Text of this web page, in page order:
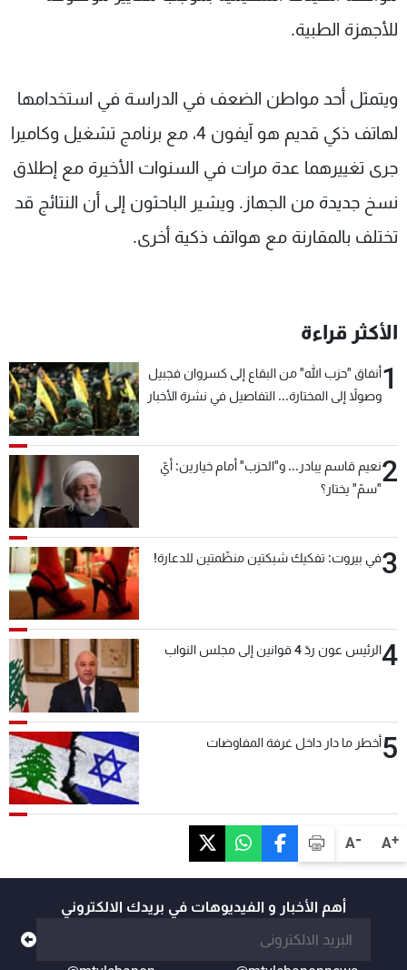
A+
A-
للأجهزة الطبية.
ويتمثل أحد مواطن الضعف في الدراسة في استخدامها
لهاتف ذكي قديم هو آيفون 4، مع برنامج تشغيل وكاميرا
جرى تغييرهما عدة مرات في السنوات الأخيرة مع إطلاق
نسخ جديدة من الجهاز. ويشير الباحثون إلى أن النتائج قد
تختلف بالمقارنة مع هواتف ذكية أخرى.
الأكثر قراءة
1أنفاق "حزب الله" من البقاع إلى كسروان فجبيل
وصولاً إلى المختارة... التفاصيل في نشرة الأخبار
2نعيم قاسم يبادر... و"الحزب" أمام خيارين: أيّ
"سمّ" يختار؟
3في بيروت: تفكيك شبكتين منظّمتين للدعارة!
4الرئيس عون ردّ 4 قوانين إلى مجلس النواب
5أخطر ما دار داخل غرفة المفاوضات
أهم الأخبار و الفيديوهات في بريدك الالكتروني